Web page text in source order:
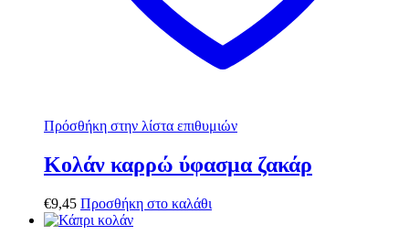
Πρόσθήκη στην λίστα επιθυμιών
Κολάν καρρώ ύφασμα ζακάρ
€9,45 Προσθήκη στο καλάθι